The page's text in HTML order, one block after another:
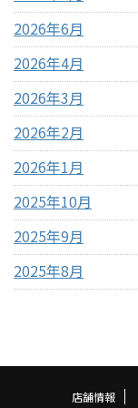
2026年6月
2026年4月
2026年3月
2026年2月
2026年1月
2025年10月
2025年9月
2025年8月
店舗情報